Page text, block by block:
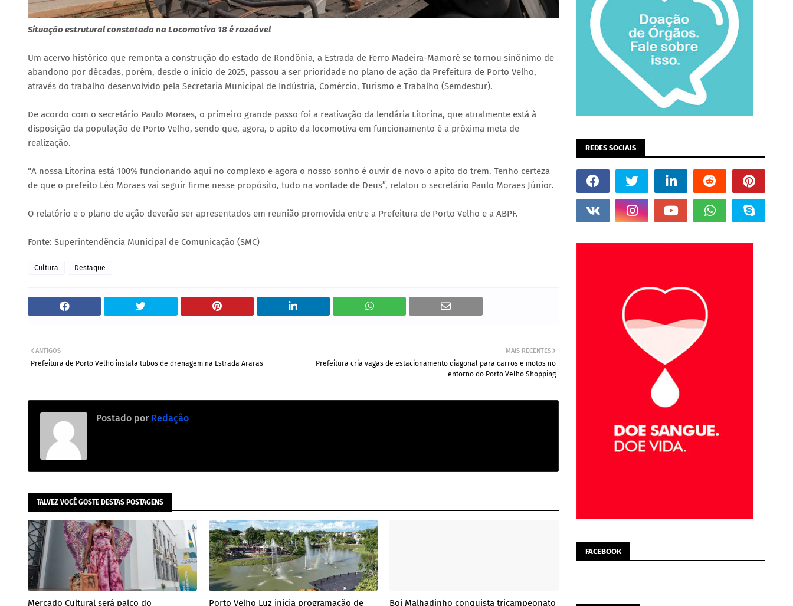
Situação estrutural constatada na Locomotiva 18 é razoável
Um acervo histórico que remonta a construção do estado de Rondônia, a Estrada de Ferro Madeira-Mamoré se tornou sinônimo de
abandono por décadas, porém, desde o início de 2025, passou a ser prioridade no plano de ação da Prefeitura de Porto Velho,
através do trabalho desenvolvido pela Secretaria Municipal de Indústria, Comércio, Turismo e Trabalho (Semdestur).
De acordo com o secretário Paulo Moraes, o primeiro grande passo foi a reativação da lendária Litorina, que atualmente está à
disposição da população de Porto Velho, sendo que, agora, o apito da locomotiva em funcionamento é a próxima meta de
realização.
“A nossa Litorina está 100% funcionando aqui no complexo e agora o nosso sonho é ouvir de novo o apito do trem. Tenho certeza
de que o prefeito Léo Moraes vai seguir firme nesse propósito, tudo na vontade de Deus”, relatou o secretário Paulo Moraes Júnior.
O relatório e o plano de ação deverão ser apresentados em reunião promovida entre a Prefeitura de Porto Velho e a ABPF.
Fonte: Superintendência Municipal de Comunicação (SMC)
Cultura Destaque
MAIS RECENTES
Prefeitura cria vagas de estacionamento diagonal para carros e motos no
entorno do Porto Velho Shopping
ANTIGOS
Prefeitura de Porto Velho instala tubos de drenagem na Estrada Araras
Postado por Redação
TALVEZ VOCÊ GOSTE DESTAS POSTAGENS
Mercado Cultural será palco do Porto Velho Luz inicia programação de Boi Malhadinho conquista tricampeonato
REDES SOCIAIS
FACEBOOK